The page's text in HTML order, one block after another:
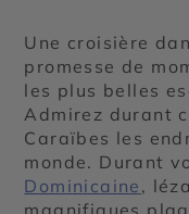
Une croisière
promesse de
les plus belles
Admirez durant
Caraïbes les
monde. Durant
Dominicaine ,
magnifiques